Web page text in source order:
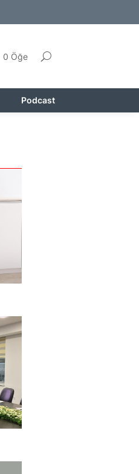
0 Öğe
Podcast